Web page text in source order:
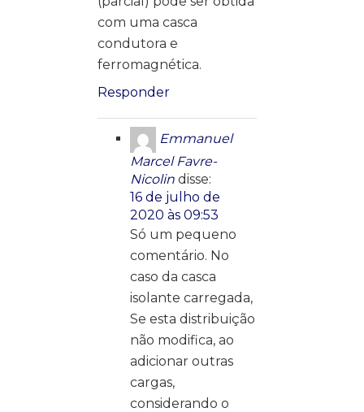
com uma casca
condutora e
ferromagnética.
Responder
Emmanuel
Marcel Favre-
Nicolin disse:
16 de julho de
2020 às 09:53
Só um pequeno
comentário. No
caso da casca
isolante carregada,
Se esta distribuição
não modifica, ao
adicionar outras
cargas,
considerando o